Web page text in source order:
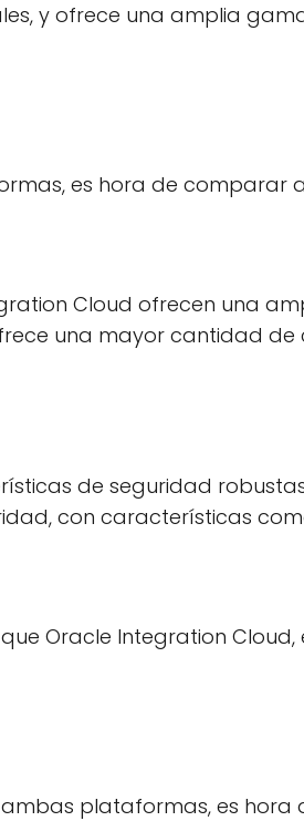
y ofrece una amplia
es hora de comparar
Cloud ofrecen una
una mayor cantidad
de seguridad
con características
Oracle Integration
plataformas, es hora